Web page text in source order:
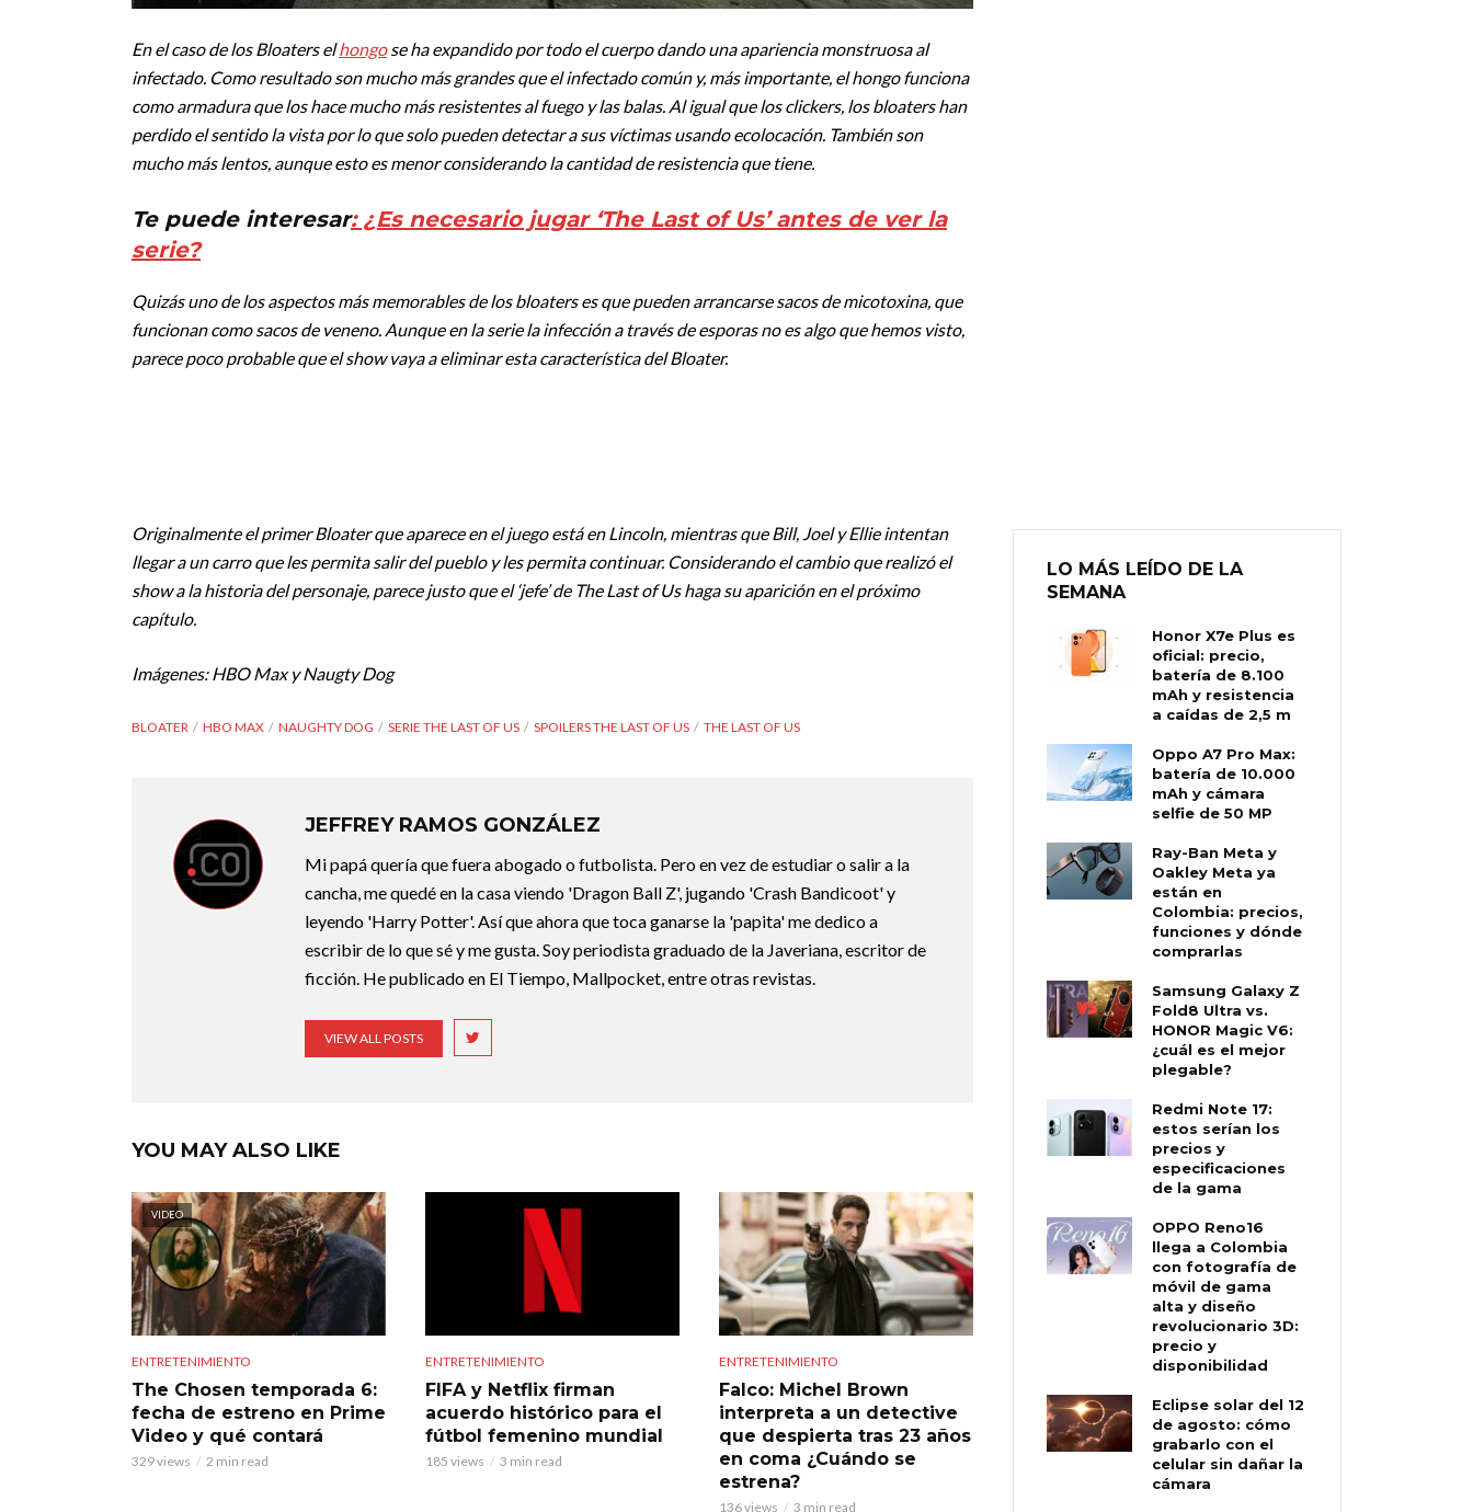
En el caso de los Bloaters elhongose ha expandido por todo el cuerpo dando una apariencia monstruosa al
infectado. Como resultado son mucho más grandes que el infectado común y, más importante, el hongo funciona
como armadura que los hace mucho más resistentes al fuego y las balas. Al igual que los clickers, los bloaters han
perdido el sentido la vista por lo que solo pueden detectar a sus víctimas usando ecolocación. También son
mucho más lentos, aunque esto es menor considerando la cantidad de resistencia que tiene.
Te puede interesar: ¿Es necesario jugar ‘The Last of Us’ antes de ver la
serie?
Quizás uno de los aspectos más memorables de los bloaters es que pueden arrancarse sacos de micotoxina, que
funcionan como sacos de veneno. Aunque en la serie la infección a través de esporas no es algo que hemos visto,
parece poco probable que el show vaya a eliminar esta característica del Bloater.
Originalmente el primer Bloater que aparece en el juego está en Lincoln, mientras que Bill, Joel y Ellie intentan
llegar a un carro que les permita salir del pueblo y les permita continuar. Considerando el cambio que realizó el
show a la historia del personaje, parece justo que el ‘jefe’ de The Last of Us haga su aparición en el próximo
capítulo.
Imágenes: HBO Max y Naugty Dog
BLOATER HBO MAX NAUGHTY DOG SERIE THE LAST OF US SPOILERS THE LAST OF US THE LAST OF US
JEFFREY RAMOS GONZÁLEZ
Mi papá quería que fuera abogado o futbolista. Pero en vez de estudiar o salir a la
cancha, me quedé en la casa viendo 'Dragon Ball Z', jugando 'Crash Bandicoot' y
leyendo 'Harry Potter'. Así que ahora que toca ganarse la 'papita' me dedico a
escribir de lo que sé y me gusta. Soy periodista graduado de la Javeriana, escritor de
ficción. He publicado en El Tiempo, Mallpocket, entre otras revistas.
VIEW ALL POSTS
YOU MAY ALSO LIKE
VIDEO
ENTRETENIMIENTO
The Chosen temporada 6:
fecha de estreno en Prime
Video y qué contará
329 views 2 min read
ENTRETENIMIENTO
FIFA y Netflix firman
acuerdo histórico para el
fútbol femenino mundial
185 views 3 min read
ENTRETENIMIENTO
Falco: Michel Brown
interpreta a un detective
que despierta tras 23 años
en coma ¿Cuándo se
estrena?
136 views 3 min read
LO MÁS LEÍDO DE LA
SEMANA
Honor X7e Plus es
oficial: precio,
batería de 8.100
mAh y resistencia
a caídas de 2,5 m
Oppo A7 Pro Max:
batería de 10.000
mAh y cámara
selfie de 50 MP
Ray-Ban Meta y
Oakley Meta ya
están en
Colombia: precios,
funciones y dónde
comprarlas
Samsung Galaxy Z
Fold8 Ultra vs.
HONOR Magic V6:
¿cuál es el mejor
plegable?
Redmi Note 17:
estos serían los
precios y
especificaciones
de la gama
OPPO Reno16
llega a Colombia
con fotografía de
móvil de gama
alta y diseño
revolucionario 3D:
precio y
disponibilidad
Eclipse solar del 12
de agosto: cómo
grabarlo con el
celular sin dañar la
cámara